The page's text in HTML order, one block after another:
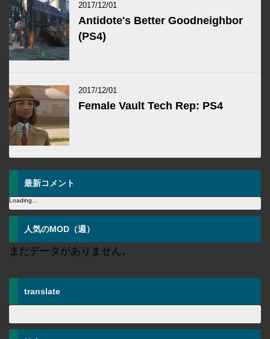
2017/12/01
Antidote's Better Goodneighbor
(PS4)
2017/12/01
Female Vault Tech Rep: PS4
最新コメント
Loading...
人気のMOD（週）
まだデータがありません。
translate